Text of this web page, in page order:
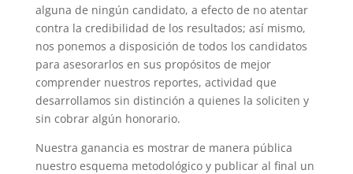
alguna de ningún candidato, a efecto de no atentar
contra la credibilidad de los resultados; así mismo,
nos ponemos a disposición de todos los candidatos
para asesorarlos en sus propósitos de mejor
comprender nuestros reportes, actividad que
desarrollamos sin distinción a quienes la soliciten y
sin cobrar algún honorario.
Nuestra ganancia es mostrar de manera pública
nuestro esquema metodológico y publicar al final un